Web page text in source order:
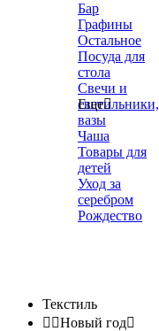
Бар
Графины
Остальное
Посуда для
стола
Свечи и
светильники,
вазы
Чаша
Товары для
детей
Уход за
серебром
Рождество
Еще
Текстиль
 Новый год